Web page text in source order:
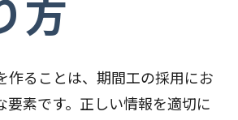
方
作ることは、期間工の採用にお
要素です。正しい情報を適切に